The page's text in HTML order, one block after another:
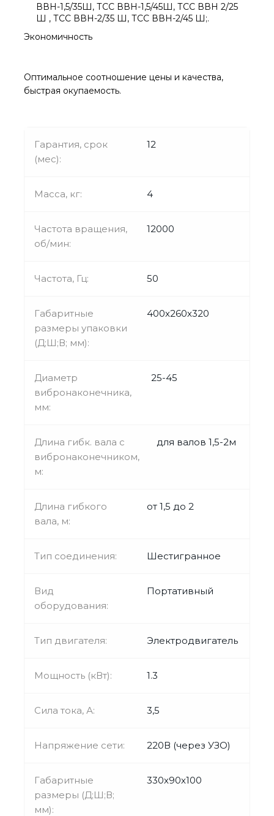
ВВН-1,5/35Ш, ТСС ВВН-1,5/45Ш, ТСС ВВН 2/25
Ш , ТСС ВВН-2/35 Ш, ТСС ВВН-2/45 Ш;.
Экономичность
Оптимальное соотношение цены и качества,
быстрая окупаемость.
Гарантия, срок
(мес):
12
Масса, кг: 4
Частота вращения,
об/мин:
12000
Частота, Гц: 50
Габаритные
размеры упаковки
(Д;Ш;В; мм):
400х260х320
Диаметр
вибронаконечника,
мм:
25-45
Длина гибк. вала с
вибронаконечником,
м:
для валов 1,5-2м
Длина гибкого
вала, м:
от 1,5 до 2
Тип соединения: Шестигранное
Вид
оборудования:
Портативный
Тип двигателя: Электродвигатель
Мощность (кВт): 1.3
Сила тока, А: 3,5
Напряжение сети: 220В (через УЗО)
Габаритные
размеры (Д;Ш;В;
мм):
330х90х100